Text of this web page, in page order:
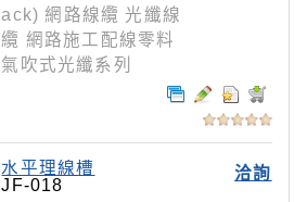
ack) 網路線纜 光纖線
纜 網路施工配線零料
氣吹式光纖系列
洽詢
水平理線槽
JF-018